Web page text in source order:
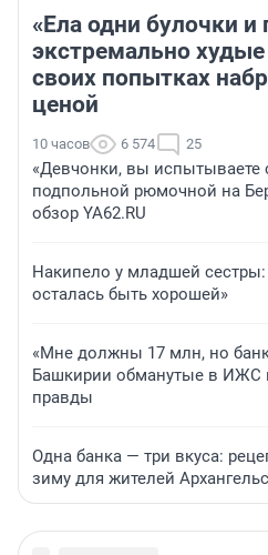
«Ела одни булочки
экстремально
своих попытках
ценой
10 часов 6 574 25
«Девчонки, вы испытываете
подпольной рюмочной на
обзор YA62.RU
Накипело у младшей сестры:
осталась быть хорошей»
«Мне должны 17 млн, но
Башкирии обманутые в ИЖС
правды
Одна банка — три вкуса:
зиму для жителей